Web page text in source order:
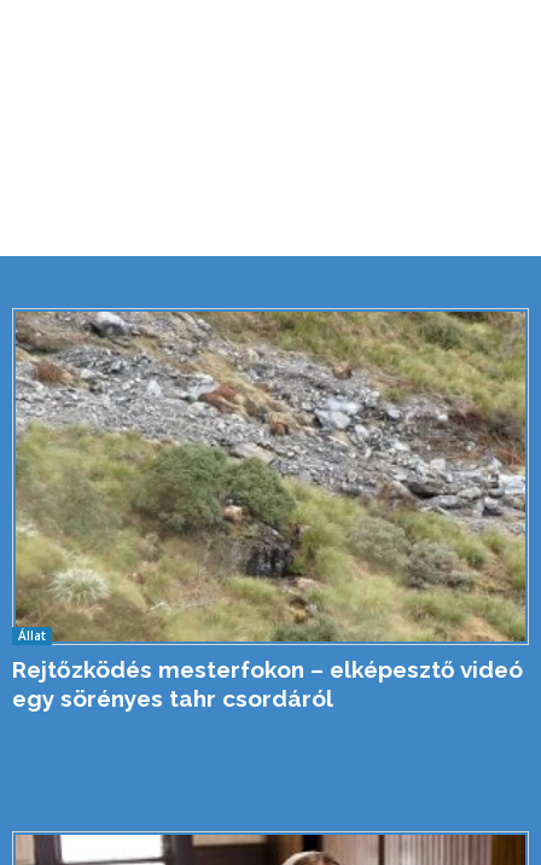
Állat
Rejtőzködés mesterfokon – elképesztő videó
egy sörényes tahr csordáról